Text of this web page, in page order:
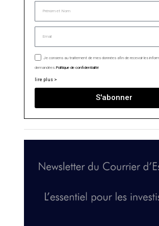
Je consens au traitement de mes données afin de recevoir les
demandées. Politique de confidentialité
lire plus >
S'abonner